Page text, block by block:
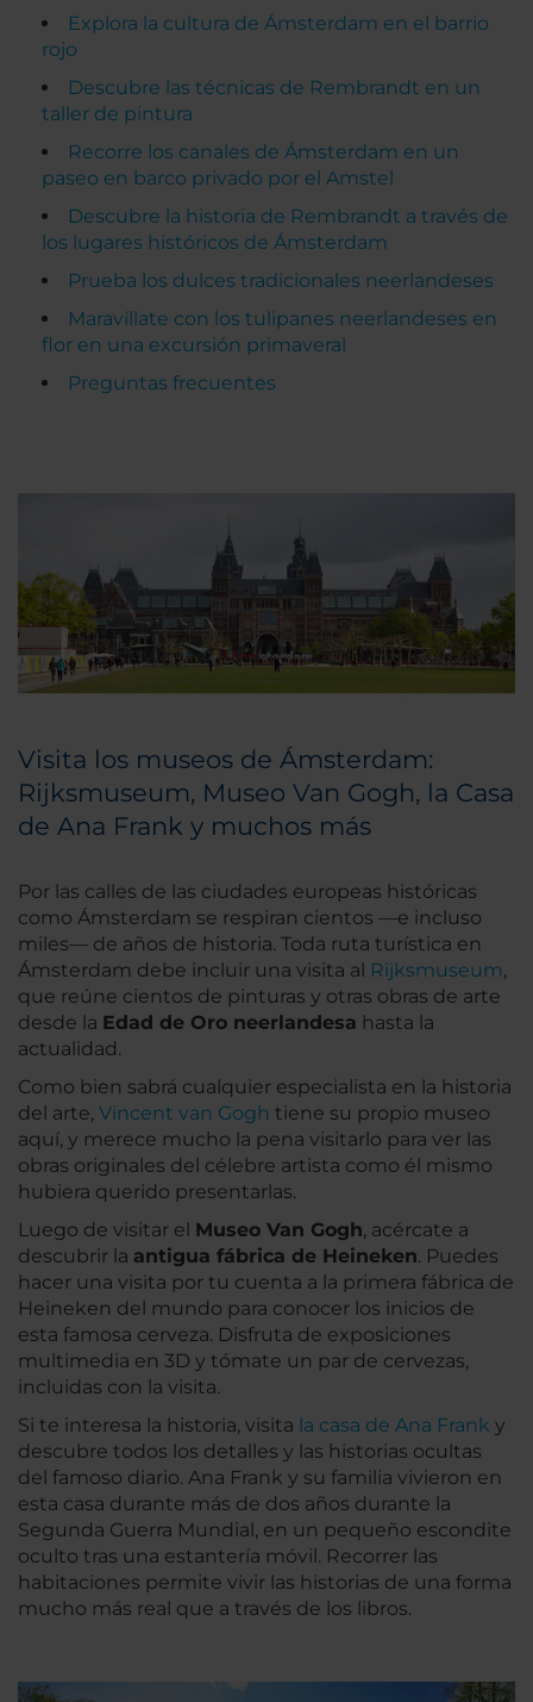
Explora la cultura de Ámsterdam en el barrio
rojo
Descubre las técnicas de Rembrandt en un
taller de pintura
Recorre los canales de Ámsterdam en un
paseo en barco privado por el Amstel
Descubre la historia de Rembrandt a través de
los lugares históricos de Ámsterdam
Prueba los dulces tradicionales neerlandeses
Maravíllate con los tulipanes neerlandeses en
flor en una excursión primaveral
Preguntas frecuentes
Visita los museos de Ámsterdam:
Rijksmuseum, Museo Van Gogh, la Casa
de Ana Frank y muchos más
Por las calles de las ciudades europeas históricas
como Ámsterdam se respiran cientos —e incluso
miles— de años de historia. Toda ruta turística en
Ámsterdam debe incluir una visita al Rijksmuseum,
que reúne cientos de pinturas y otras obras de arte
desde la Edad de Oro neerlandesa hasta la
actualidad.
Como bien sabrá cualquier especialista en la historia
del arte, Vincent van Gogh tiene su propio museo
aquí, y merece mucho la pena visitarlo para ver las
obras originales del célebre artista como él mismo
hubiera querido presentarlas.
Luego de visitar el Museo Van Gogh, acércate a
descubrir la antigua fábrica de Heineken. Puedes
hacer una visita por tu cuenta a la primera fábrica de
Heineken del mundo para conocer los inicios de
esta famosa cerveza. Disfruta de exposiciones
multimedia en 3D y tómate un par de cervezas,
incluidas con la visita.
Si te interesa la historia, visita la casa de Ana Frank y
descubre todos los detalles y las historias ocultas
del famoso diario. Ana Frank y su familia vivieron en
esta casa durante más de dos años durante la
Segunda Guerra Mundial, en un pequeño escondite
oculto tras una estantería móvil. Recorrer las
habitaciones permite vivir las historias de una forma
mucho más real que a través de los libros.